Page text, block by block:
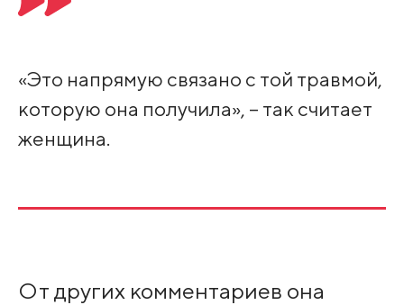
«Это напрямую связано с той травмой,
которую она получила», – так считает
женщина.
От других комментариев она